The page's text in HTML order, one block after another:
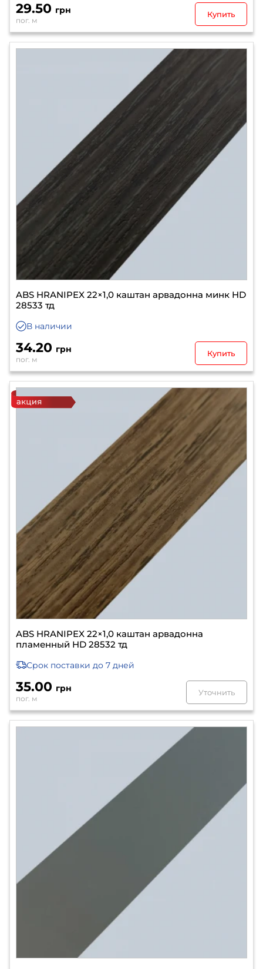
29.50 грн
пог. м
Купить
ABS HRANIPEX 22×1,0 каштан арвадонна минк HD
28533 тд
В наличии
34.20 грн
пог. м
Купить
ABS HRANIPEX 22×1,0 каштан арвадонна
пламенный HD 28532 тд
Срок поставки до 7 дней
35.00 грн
пог. м
Уточнить